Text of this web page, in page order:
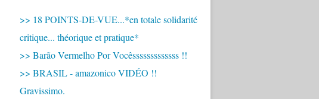
>> 18 POINTS-DE-VUE...*en totale solidarité
critique... théorique et pratique*
>> Barão Vermelho Por Vocêsssssssssssss !!
>> BRASIL - amazonico VIDÉO !!
Gravissimo.